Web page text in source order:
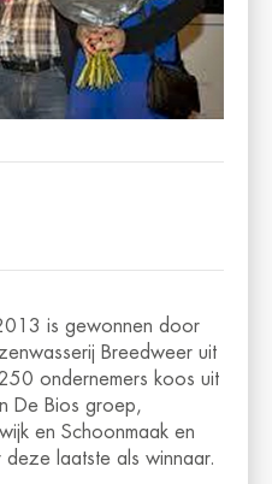
is gewonnen door
Breedweer uit
ondernemers koos uit
De Bios groep,
en Schoonmaak en
laatste als winnaar.